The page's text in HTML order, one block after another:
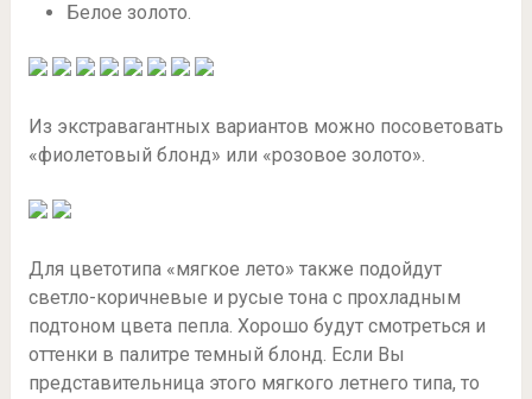
Белое золото.
Из экстравагантных вариантов можно посоветовать
«фиолетовый блонд» или «розовое золото».
Для цветотипа «мягкое лето» также подойдут
светло-коричневые и русые тона с прохладным
подтоном цвета пепла. Хорошо будут смотреться и
оттенки в палитре темный блонд. Если Вы
представительница этого мягкого летнего типа, то